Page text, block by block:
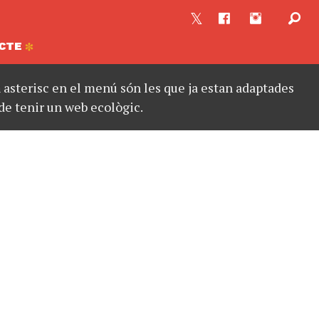
en el menú són les que ja estan adaptades
tenir un web ecològic.